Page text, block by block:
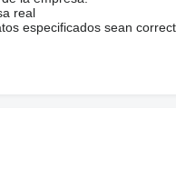
real
especificados sean